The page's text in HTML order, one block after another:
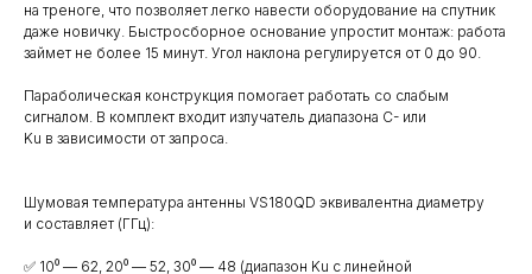
на треноге, что позволяет легко навести оборудование на спутник
даже новичку. Быстросборное основание упростит монтаж: работа
займет не более 15 минут. Угол наклона регулируется от 0 до 90.
Параболическая конструкция помогает работать со слабым
сигналом. В комплект входит излучатель диапазона C- или
Ku в зависимости от запроса.
Шумовая температура антенны VS180QD эквивалентна диаметру
и составляет (ГГц):
✅ 10⁰ — 62, 20⁰ — 52, 30⁰ — 48 (диапазон Ku с линейной